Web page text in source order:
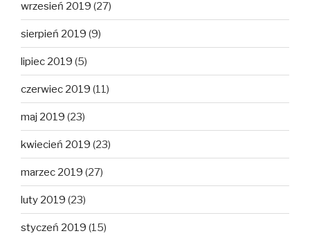
wrzesień 2019 (27)
sierpień 2019 (9)
lipiec 2019 (5)
czerwiec 2019 (11)
maj 2019 (23)
kwiecień 2019 (23)
marzec 2019 (27)
luty 2019 (23)
styczeń 2019 (15)